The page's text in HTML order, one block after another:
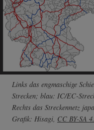
Links das engmaschige
Strecken; blau: IC/EC-
Rechts das Streckennetz
Grafik: Hisagi, CC BY-SA